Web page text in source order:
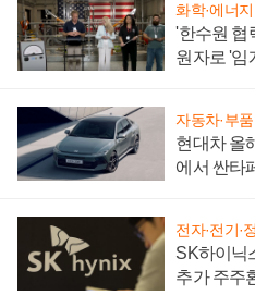
화학·에너지
'한수원 협
원자로 '임
자동차·부품
현대차 올
에서 싼타
전자·전기·
SK하이닉
추가 주주